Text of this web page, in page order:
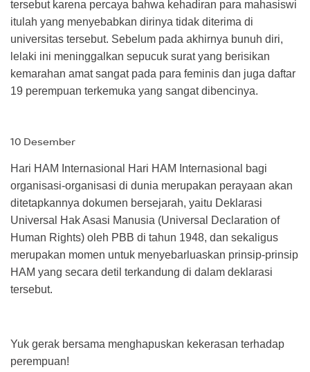
tersebut karena percaya bahwa kehadiran para mahasiswi
itulah yang menyebabkan dirinya tidak diterima di
universitas tersebut. Sebelum pada akhirnya bunuh diri,
lelaki ini meninggalkan sepucuk surat yang berisikan
kemarahan amat sangat pada para feminis dan juga daftar
19 perempuan terkemuka yang sangat dibencinya.
10 Desember
Hari HAM Internasional Hari HAM Internasional bagi
organisasi-organisasi di dunia merupakan perayaan akan
ditetapkannya dokumen bersejarah, yaitu Deklarasi
Universal Hak Asasi Manusia (Universal Declaration of
Human Rights) oleh PBB di tahun 1948, dan sekaligus
merupakan momen untuk menyebarluaskan prinsip-prinsip
HAM yang secara detil terkandung di dalam deklarasi
tersebut.
Yuk gerak bersama menghapuskan kekerasan terhadap
perempuan!